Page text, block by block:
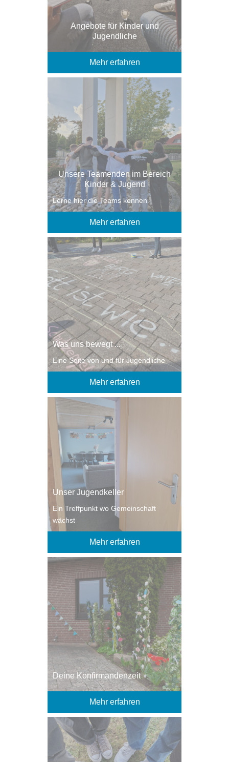
Angebote für Kinder und
Jugendliche
Mehr erfahren
Unsere Teamenden im Bereich
Kinder & Jugend
Lerne hier die Teams kennen
Mehr erfahren
Was uns bewegt ...
Eine Seite von und für Jugendliche
Mehr erfahren
Unser Jugendkeller
Ein Treffpunkt wo Gemeinschaft
wächst
Mehr erfahren
Deine Konfirmandenzeit
Mehr erfahren